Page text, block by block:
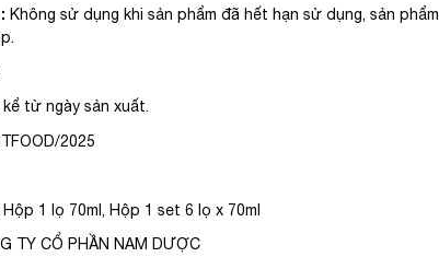
Không sử dụng khi sản phẩm đã hết hạn sử dụng, sản
từ ngày sản xuất.
2025
Hộp 1 lọ 70ml, Hộp 1 set 6 lọ x 70ml
TY CỔ PHẦN NAM DƯỢC